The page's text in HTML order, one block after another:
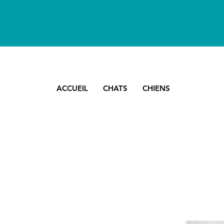
CHIENS
CHATS
ACCUEIL